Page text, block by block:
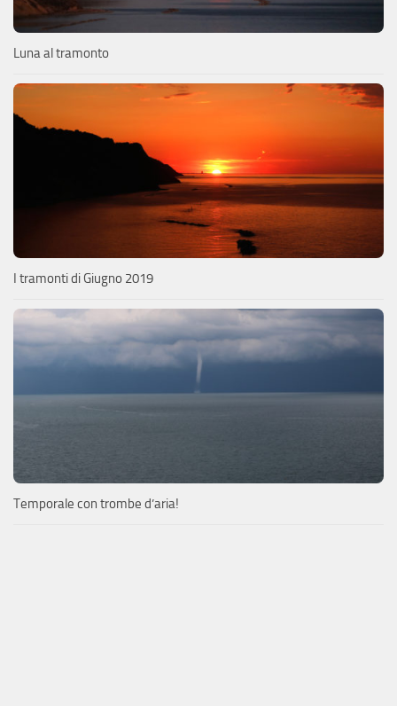
Luna al tramonto
I tramonti di Giugno 2019
Temporale con trombe d’aria!